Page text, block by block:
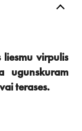
virpulis
ugunskuram
terases.